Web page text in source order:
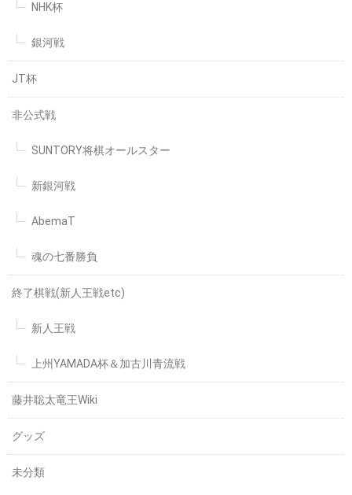
NHK杯
銀河戦
JT杯
非公式戦
SUNTORY将棋オールスター
新銀河戦
AbemaT
魂の七番勝負
終了棋戦(新人王戦etc)
新人王戦
上州YAMADA杯＆加古川青流戦
藤井聡太竜王Wiki
グッズ
未分類